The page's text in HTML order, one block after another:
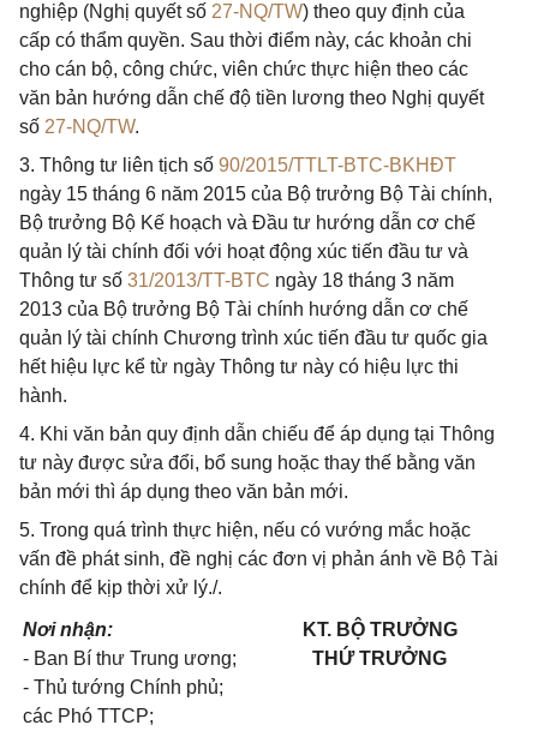
nghiệp (Nghị quyết số 27-NQ/TW) theo quy định của
cấp có thẩm quyền. Sau thời điểm này, các khoản chi
cho cán bộ, công chức, viên chức thực hiện theo các
văn bản hướng dẫn chế độ tiền lương theo Nghị quyết
số 27-NQ/TW.
3. Thông tư liên tịch số 90/2015/TTLT-BTC-BKHĐT
ngày 15 tháng 6 năm 2015 của Bộ trưởng Bộ Tài chính,
Bộ trưởng Bộ Kế hoạch và Đầu tư hướng dẫn cơ chế
quản lý tài chính đối với hoạt động xúc tiến đầu tư và
Thông tư số 31/2013/TT-BTC ngày 18 tháng 3 năm
2013 của Bộ trưởng Bộ Tài chính hướng dẫn cơ chế
quản lý tài chính Chương trình xúc tiến đầu tư quốc gia
hết hiệu lực kể từ ngày Thông tư này có hiệu lực thi
hành.
4. Khi văn bản quy định dẫn chiếu để áp dụng tại Thông
tư này được sửa đổi, bổ sung hoặc thay thế bằng văn
bản mới thì áp dụng theo văn bản mới.
5. Trong quá trình thực hiện, nếu có vướng mắc hoặc
vấn đề phát sinh, đề nghị các đơn vị phản ánh về Bộ Tài
chính để kịp thời xử lý./.
Nơi nhận:
- Ban Bí thư Trung ương;
- Thủ tướng Chính phủ;
các Phó TTCP;
KT. BỘ TRƯỞNG
THỨ TRƯỞNG